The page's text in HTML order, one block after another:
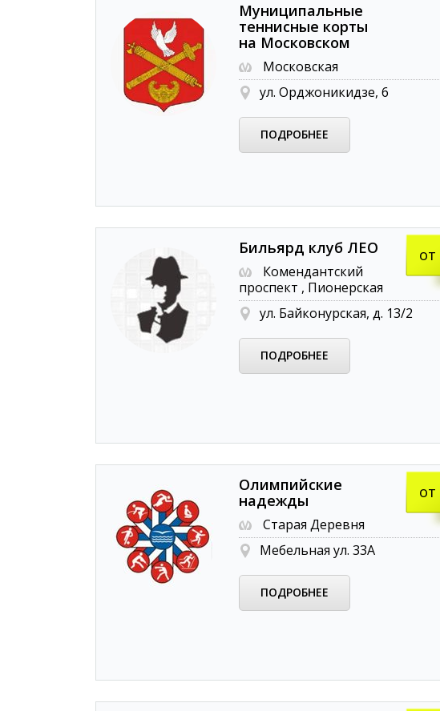
Муниципальные
теннисные корты
на Московском
Московская
ул. Орджоникидзе, 6
ПОДРОБНЕЕ
Бильярд клуб ЛЕО
Комендантский
проспект , Пионерская
ул. Байконурская, д. 13/2
ПОДРОБНЕЕ
от
Олимпийские
надежды
Старая Деревня
Мебельная ул. 33А
ПОДРОБНЕЕ
от